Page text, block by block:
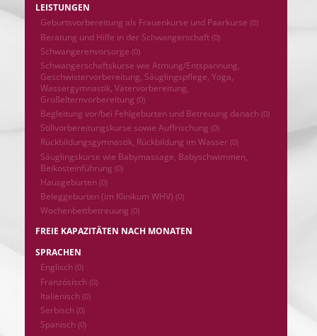
LEISTUNGEN
Geburtsvorbereitung als Frauenkurse und Paarkurse (0)
Beratung und Hilfe in der Schwangerschaft (0)
Schwangerenvorsorge (0)
Schwangerschaftskurse wie Atmung/Entspannung,
Geschwistervorbereitung, Säuglingspflege, Yoga,
Wassergymnastik, Vätervorbereitung,
Großelternvorbereitung (0)
Begleitung vor/bei Fehlgeburten und Betreuung danach (0)
Stillvorbereitungskurse sowie Auffrischung (0)
Rückbildungsgymnastik, Rückbildung im Wasser (0)
Säuglingskurse wie Babymassage, Babyschwimmen,
Beikosteinführung (0)
Hausgeburten (0)
Beleggeburten (im Klinikum WHV) (0)
Wochenbettbetreuung (0)
FREIE KAPAZITÄTEN NACH MONATEN
SPRACHEN
Englisch (0)
Französisch (0)
Italienisch (0)
Serbisch (0)
Spanisch (0)